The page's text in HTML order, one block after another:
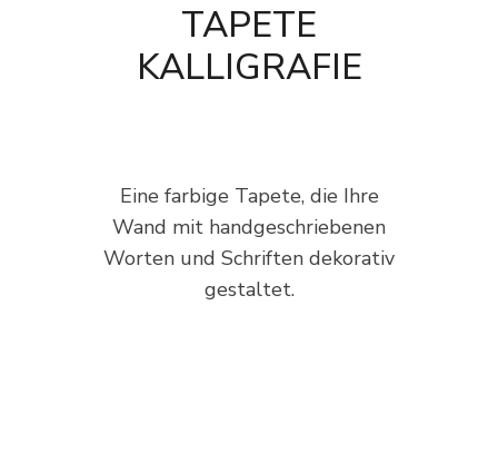
TAPETE
KALLIGRAFIE
Eine farbige Tapete, die Ihre
Wand mit handgeschriebenen
Worten und Schriften dekorativ
gestaltet.